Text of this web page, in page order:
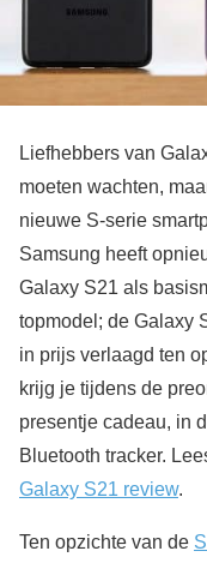
Liefhebbers van
moeten wachten,
nieuwe S-serie
Samsung heeft
Galaxy S21 als
topmodel; de Galaxy
in prijs verlaagd ten
krijg je tijdens de
presentje cadeau, in
Bluetooth tracker.
Galaxy S21 review.
Ten opzichte van de